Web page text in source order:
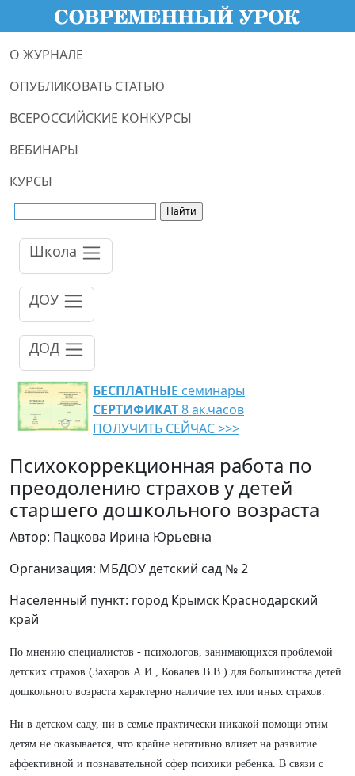
О ЖУРНАЛЕ
ОПУБЛИКОВАТЬ СТАТЬЮ
ВСЕРОССИЙСКИЕ КОНКУРСЫ
ВЕБИНАРЫ
КУРСЫ
Школа
ДОУ
ДОД
БЕСПЛАТНЫЕ семинары
СЕРТИФИКАТ8 ак.часов
ПОЛУЧИТЬ СЕЙЧАС >>>
Психокоррекционная работа по
преодолению страхов у детей
старшего дошкольного возраста
Автор: Пацкова Ирина Юрьевна
Организация: МБДОУ детский сад № 2
Населенный пункт: город Крымск Краснодарский
край
По мнению специалистов - психологов, занимающихся проблемой
детских страхов (Захаров А.И., Ковалев В.В.) для большинства детей
дошкольного возраста характерно наличие тех или иных страхов.
Ни в детском саду, ни в семье практически никакой помощи этим
детям не оказывается, что крайне негативно влияет на развитие
аффективной и познавательной сфер психики ребенка. В связи с